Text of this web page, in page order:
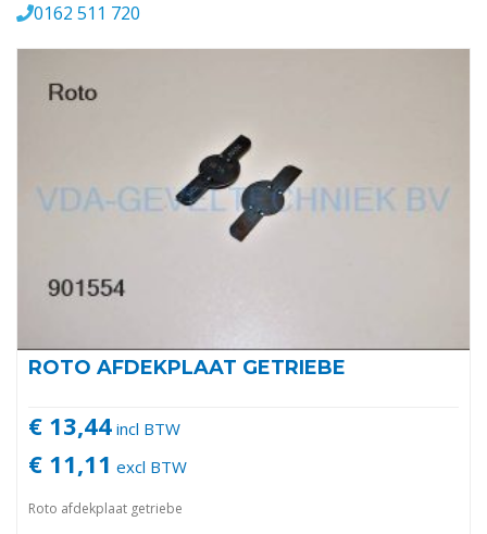
0162 511 720
ROTO AFDEKPLAAT GETRIEBE
€ 13,44 incl BTW
€ 11,11 excl BTW
Roto afdekplaat getriebe